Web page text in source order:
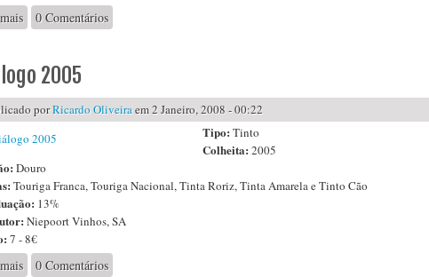
acerca de Quinta da Casa Amarela
0 Comentários
2005
porRicardo Oliveiraem 2 Janeiro, 2008 - 00:22
Tipo: Tinto
Colheita: 2005
Douro
Touriga Franca, Touriga Nacional, Tinta Roriz, Tinta Amarela e Tinto Cão
13%
Niepoort Vinhos, SA
7 - 8€
acerca de Diálogo 2005
0 Comentários